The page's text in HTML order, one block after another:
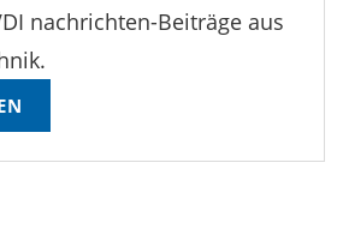
nachrichten-Beiträge aus